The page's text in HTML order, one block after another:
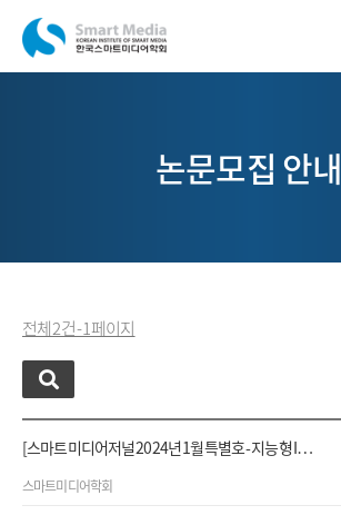
논문모집 안내
전체 2 건 - 1 페이지
[스마트미디어저널 2024년 1월 특별호 - 지능형 I…
스마트미디어학회